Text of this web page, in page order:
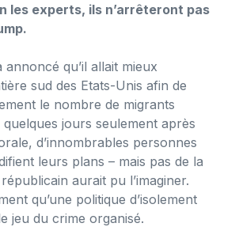
les experts, ils n’arrêteront pas
qu’il allait mieux
sud des Etats-Unis afin de
le nombre de migrants
jours seulement après
d’innombrables personnes
leurs plans – mais pas de la
aurait pu l’imaginer.
qu’une politique d’isolement
jeu du crime organisé.